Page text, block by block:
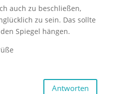
auch zu beschließen,
zu sein. Das sollte
Spiegel hängen.
Antworten